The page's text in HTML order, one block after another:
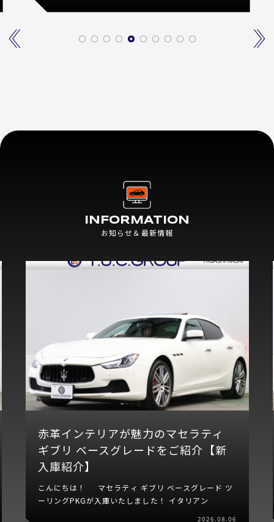
お知らせ＆最新情報
INFORMATION
2026.08.06
赤革インテリアが魅力のマセラティ
ギブリ ベースグレードをご紹介【新
入庫紹介】
こんにちは！ マセラティ ギブリ ベースグレード ツ
ーリングPKGが入庫いたしました！ イタリアン